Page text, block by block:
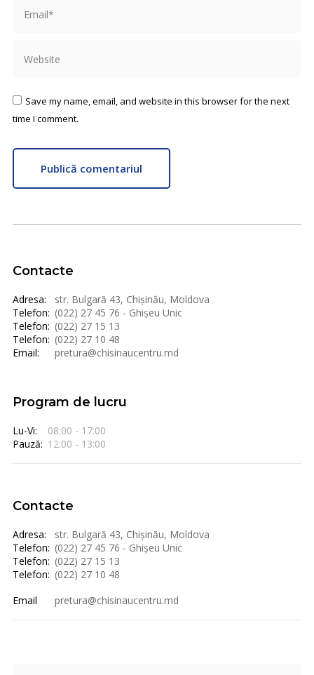
Save my name, email, and website in this browser for the next
time I comment.
Publică comentariul
Contacte
Adresa:
str. Bulgară 43, Chișinău, Moldova
Telefon: (022) 27 45 76 - Ghișeu Unic
Telefon: (022) 27 15 13
Telefon: (022) 27 10 48
Email:
pretura@chisinaucentru.md
Program de lucru
Lu-Vi:
08:00 - 17:00
Pauză: 12:00 - 13:00
Contacte
Adresa:
str. Bulgară 43, Chișinău, Moldova
Telefon: (022) 27 45 76 - Ghișeu Unic
Telefon: (022) 27 15 13
Telefon: (022) 27 10 48
Email
pretura@chisinaucentru.md